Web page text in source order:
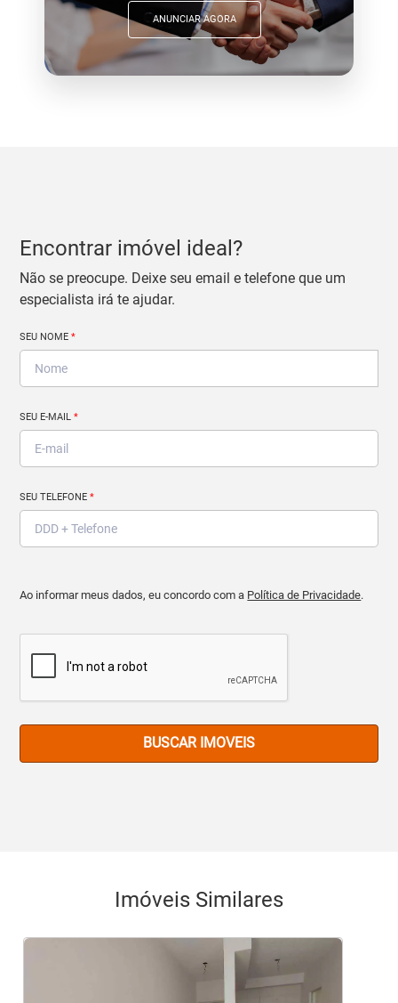
ANUNCIAR AGORA
Encontrar imóvel ideal?
Não se preocupe. Deixe seu email e telefone que um
especialista irá te ajudar.
SEU NOME*
SEU E-MAIL*
SEU TELEFONE*
Ao informar meus dados, eu concordo com a Política de Privacidade.
BUSCAR IMOVEIS
Imóveis Similares